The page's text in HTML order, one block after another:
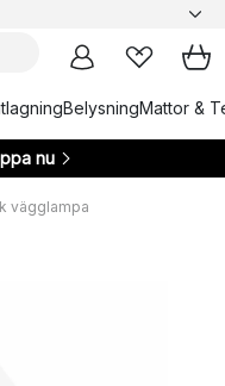
BelysningMattor &
nu
vägglampa